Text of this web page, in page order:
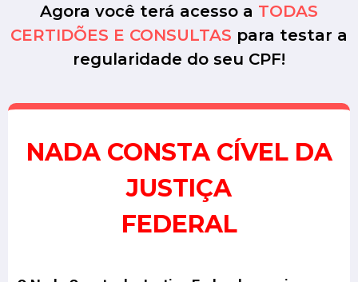
Agora você terá acesso a TODAS
CERTIDÕES E CONSULTAS para testar a
regularidade do seu CPF!
NADA CONSTA CÍVEL DA
JUSTIÇA
FEDERAL